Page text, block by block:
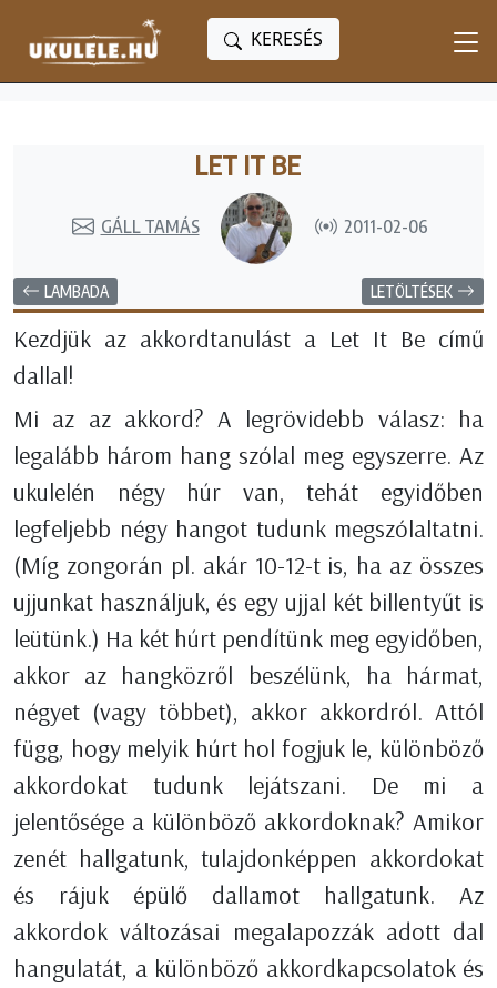
KERESÉS
LET IT BE
GÁLL TAMÁS 2011-02-06
LAMBADA LETÖLTÉSEK
Kezdjük az akkordtanulást a Let It Be című
dallal!
Mi az az akkord? A legrövidebb válasz: ha
legalább három hang szólal meg egyszerre. Az
ukulelén négy húr van, tehát egyidőben
legfeljebb négy hangot tudunk megszólaltatni.
(Míg zongorán pl. akár 10-12-t is, ha az összes
ujjunkat használjuk, és egy ujjal két billentyűt is
leütünk.) Ha két húrt pendítünk meg egyidőben,
akkor az hangközről beszélünk, ha hármat,
négyet (vagy többet), akkor akkordról. Attól
függ, hogy melyik húrt hol fogjuk le, különböző
akkordokat tudunk lejátszani. De mi a
jelentősége a különböző akkordoknak? Amikor
zenét hallgatunk, tulajdonképpen akkordokat
és rájuk épülő dallamot hallgatunk. Az
akkordok változásai megalapozzák adott dal
hangulatát, a különböző akkordkapcsolatok és